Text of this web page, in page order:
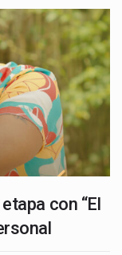
con “El